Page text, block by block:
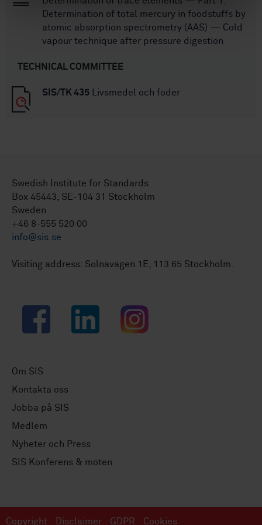
Determination of total mercury in foodstuffs by
atomic absorption spectrometry (AAS) — Cold
vapour technique after pressure digestion
TECHNICAL COMMITTEE
SIS/TK 435 Livsmedel och foder
Swedish Institute for Standards
Box 45443, SE-104 31 Stockholm
Sweden
+46 8-555 520 00
info@sis.se
Visiting address: Solnavägen 1E, 113 65 Stockholm.
Facebook LinkedIn Instagram
Om SIS
Kontakta oss
Jobba på SIS
Medlem
Nyheter och Press
SIS Konferens & möten
Copyright Disclaimer GDPR Cookies